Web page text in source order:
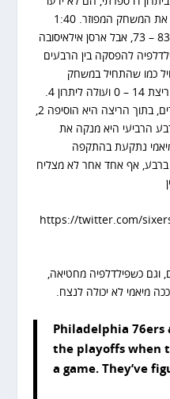
לברוח. ברבע השלישי פילי ממשיכה את המשחק המפוזר. 1:40
לסיום הרבע השלישי מיאמי מובילה 83 – 73, אבל ארסן אילאיסובה
פילדלפיה להפסקה בין הרבעים
מתחיל כמו שהתחיל במשחק
הקודם, פילדלפיה רצה. היא סוגרת ריצת 14 – 0 ועולה ליתרון 4.
עד הריצה של פילי היו לה 24 איבודים, בתוך הריצה היא הוסיפה 2,
הרבע הרביעי היא מנקה את
נתקעת בהתקפה
העומדת ולמעט דויין וייד שקולע 12 ברבע, אף אחד אחר לא מצליח
https://twitter.com/
וגם כשפילדלפיה מחטיאה,
Philadelphia
the playoffs when
a game. They’ve